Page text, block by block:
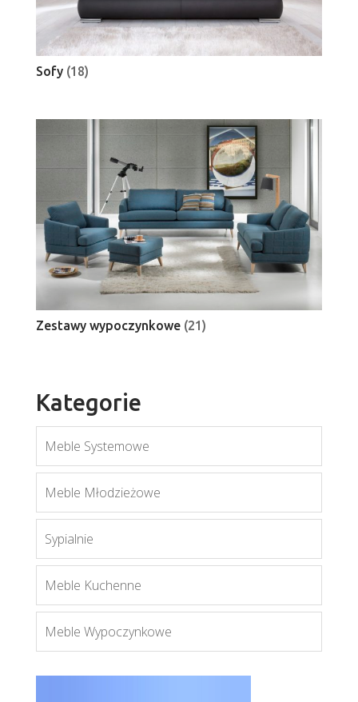
Sofy (18)
Zestawy wypoczynkowe (21)
Kategorie
Meble Systemowe
Meble Młodzieżowe
Sypialnie
Meble Kuchenne
Meble Wypoczynkowe